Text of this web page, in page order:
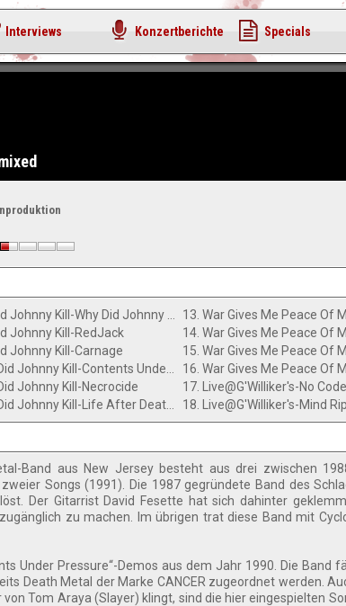
Johnny Kill-RedJack
Johnny Kill-Carnage
Johnny Kill-Necrocide
12. Why Did Johnny Kill-Life After Death Row
17. Live@G'Williker's-No Code
18. Live@G'Williker's-Mind
Band aus New Jersey besteht aus drei zwischen
Songs (1991). Die 1987 gegründete Band des
Der Gitarrist David Fesette hat sich dahinter
zu machen. Im übrigen trat diese Band mit
Under Pressure“-Demos aus dem Jahr 1990. Die Band
Death Metal der Marke CANCER zugeordnet werden.
Tom Araya (Slayer) klingt, sind die hier eingespielten
Interviews Konzertberichte Specials